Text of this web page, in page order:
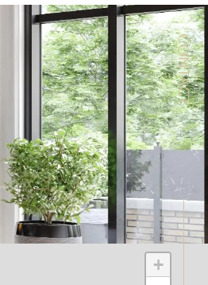
CONTACT
+